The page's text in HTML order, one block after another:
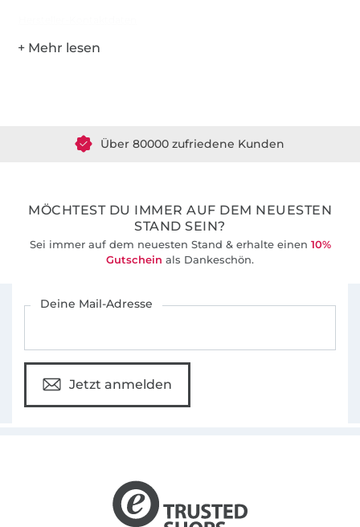
Über 80000 zufriedene Kunden
MÖCHTEST DU IMMER AUF DEM NEUESTEN
STAND SEIN?
Sei immer auf dem neuesten Stand & erhalte einen 10%
Gutschein als Dankeschön.
Deine Mail-Adresse
Jetzt anmelden